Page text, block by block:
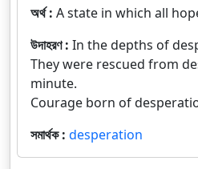
অর্থ : A state in which all
উদাহরণ : In the depths of
They were rescued from
minute.
Courage born of
সমার্থক : desperation